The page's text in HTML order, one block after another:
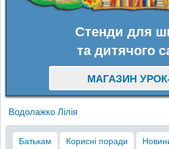
Стенди для
та дитячого
МАГАЗИН
Водолажко Лілія
Батькам Корисні поради